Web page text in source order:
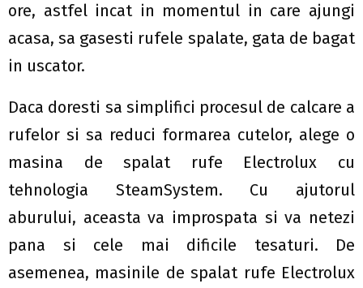
ore, astfel incat in momentul in care ajungi
acasa, sa gasesti rufele spalate, gata de bagat
in uscator.
Daca doresti sa simplifici procesul de calcare a
rufelor si sa reduci formarea cutelor, alege o
masina de spalat rufe Electrolux cu
tehnologia SteamSystem. Cu ajutorul
aburului, aceasta va improspata si va netezi
pana si cele mai dificile tesaturi. De
asemenea, masinile de spalat rufe Electrolux